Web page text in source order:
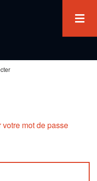
mot de passe